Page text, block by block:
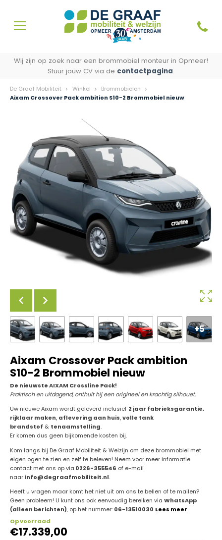
Wij zijn op zoek naar een brommobiel monteur in Opmeer!
Stuur jouw CV via de contactpagina.
De Graaf Mobiliteit Winkel
Brommobielen
Aixam Crossover Pack ambition S10-2 Brommobiel nieuw
+5
Aixam Crossover Pack ambition
S10-2 Brommobiel nieuw
De nieuwste AIXAM Crossline Pack!
Praktisch en uitdagend, onthult hij een origineel en krachtig silhouet.
Uw nieuwe Aixam wordt geleverd inclusief 2 jaar fabrieksgarantie,
rijklaar maken, aflevering aan huis,volle tank
brandstof & tenaamstelling.
Er komen dus geen bijkomende kosten bij.
Kom langs bij De Graaf Mobiliteit & Welzijn om deze brommobiel met
eigen ogen te zien en zelf te beleven! Neem voor meer informatie
contact met ons op via 0226-355546 of e-mail
naar info@degraafmobiliteit.nl.
Heeft u vragen maar komt het niet uit om ons te bellen of te mailen?
Geen probleem! U kunt ons ook eenvoudig bereiken via WhatsApp
(alleen berichten), op het nummer: 06-13510030 Lees meer
Op voorraad
€17.339,00